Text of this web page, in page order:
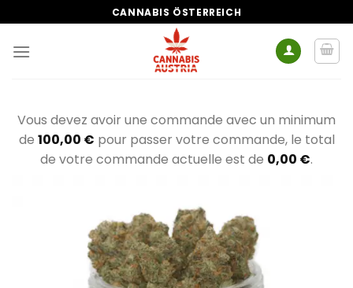
Inhalt
springen
CANNABIS ÖSTERREICH
Vous devez avoir une commande avec un minimum
de 100,00 € pour passer votre commande, le total
de votre commande actuelle est de 0,00 €.